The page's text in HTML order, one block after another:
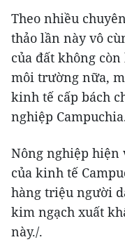
Theo nhiều
thảo lần này vô
của đất không
môi trường nữa,
kinh tế cấp bách
nghiệp
Nông nghiệp hiện
của kinh tế
hàng triệu người
kim ngạch xuất
này./.
Owning $10k+
Stop Paying